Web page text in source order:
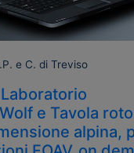
e C. di Treviso
Laboratorio
e Tavola
alpina,